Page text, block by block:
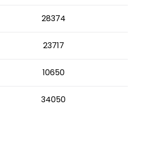
28374
23717
10650
34050